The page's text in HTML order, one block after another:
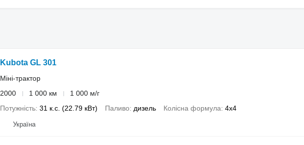
Kubota GL 301
Міні-трактор
2000
1 000 км
1 000 м/г
Потужність 31 к.с. (22.79 кВт) Паливо дизель Колісна формула 4x4
Україна